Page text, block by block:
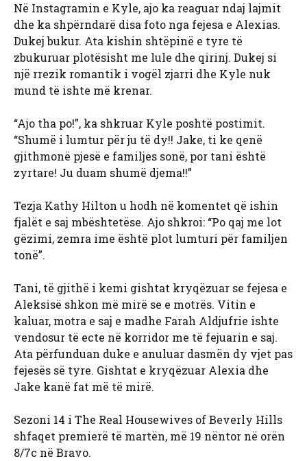
Në Instagramin e Kyle, ajo ka reaguar ndaj lajmit
dhe ka shpërndarë disa foto nga fejesa e Alexias.
Dukej bukur. Ata kishin shtëpinë e tyre të
zbukuruar plotësisht me lule dhe qirinj. Dukej si
një rrezik romantik i vogël zjarri dhe Kyle nuk
mund të ishte më krenar.
“Ajo tha po!”, ka shkruar Kyle poshtë postimit.
“Shumë i lumtur për ju të dy!! Jake, ti ke qenë
gjithmonë pjesë e familjes sonë, por tani është
zyrtare! Ju duam shumë djema!!”
Tezja Kathy Hilton u hodh në komentet që ishin
fjalët e saj mbështetëse. Ajo shkroi: “Po qaj me lot
gëzimi, zemra ime është plot lumturi për familjen
tonë”.
Tani, të gjithë i kemi gishtat kryqëzuar se fejesa e
Aleksisë shkon më mirë se e motrës. Vitin e
kaluar, motra e saj e madhe Farah Aldjufrie ishte
vendosur të ecte në korridor me të fejuarin e saj.
Ata përfunduan duke e anuluar dasmën dy vjet pas
fejesës së tyre. Gishtat e kryqëzuar Alexia dhe
Jake kanë fat më të mirë.
Sezoni 14 i The Real Housewives of Beverly Hills
shfaqet premierë të martën, më 19 nëntor në orën
8/7c në Bravo.